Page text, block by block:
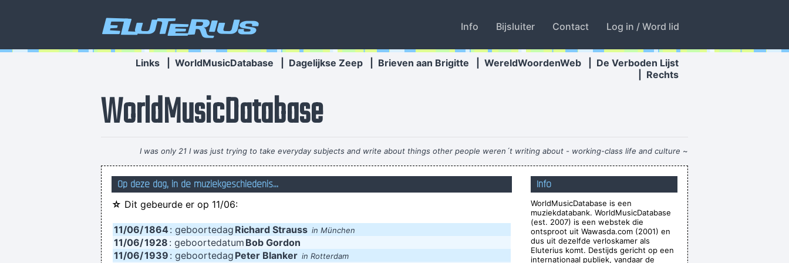
Eluterius Info Bijsluiter Contact Log in / Word lid
Links WorldMusicDatabase Dagelijkse Zeep Brieven aan Brigitte WereldWoordenWeb
De Verboden Lijst
Rechts
WorldMusicDatabase
I was only 21 I was just trying to take everyday subjects and write about things other people weren´t writing about - working-class life and culture ~
Paul Weller
We thought that if we lasted for two to three years that would be fantastic
~ Ringo Starr
Music is the wine that fills the cup of silence
~ Robert Fripp
I go to a very visual place when I'm singing. It's very cinematic and I get this feeling of space. I love when music does that.~ Dave Gahan
I got nasty habits; I take tea at three~ Mick Jagger
Vrouwen moeten luisteren en doen wat ik zeg. Zij moeten vooral niet zeuren~ Kanye West
Op deze dag, in de muziekgeschiedenis...
☆ Dit gebeurde er op 11/06:
11/06/1864 : geboortedag Richard Strauss in München
11/06/1928 : geboortedatum Bob Gordon
11/06/1939 : geboortedag Peter Blanker in Rotterdam
Info
WorldMusicDatabase is een
muziekdatabank. WorldMusicDatabase
(est. 2007) is een webstek die
ontsproot uit Wawasda.com (2001) en
dus uit dezelfde verloskamer als
Eluterius komt. Destijds gericht op een
internationaal publiek, vandaar de